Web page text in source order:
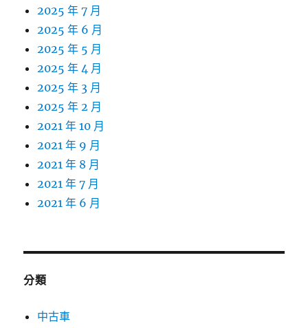
2025 年 7 月
2025 年 6 月
2025 年 5 月
2025 年 4 月
2025 年 3 月
2025 年 2 月
2021 年 10 月
2021 年 9 月
2021 年 8 月
2021 年 7 月
2021 年 6 月
分類
中古車